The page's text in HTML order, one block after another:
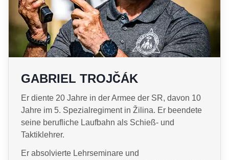
GABRIEL TROJČÁK
Er diente 20 Jahre in der Armee der SR, davon 10
Jahre im 5. Spezialregiment in Žilina. Er beendete
seine berufliche Laufbahn als Schieß- und
Taktiklehrer.
Er absolvierte Lehrseminare und